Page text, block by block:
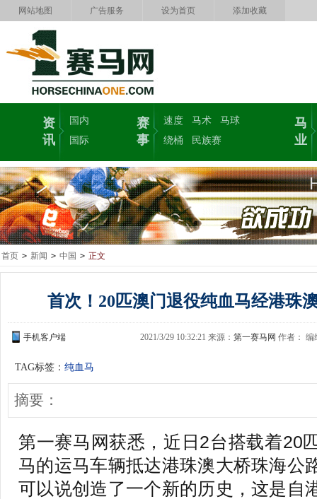
网站地图 广告服务 设为首页 添加收藏
资
讯
国内
国际
赛
事
速度 马术
马球
绕桶
民族赛
马
业
首页 > 新闻 > 中国 > 正文
首次！20匹澳门退役纯血马经港珠
手机客户端 2021/3/29 10:32:21 来源：第一赛马网 作者： 编
TAG标签： 纯血马
摘要：
第一赛马网获悉，近日2台搭载着20
马的运马车辆抵达港珠澳大桥珠海公
可以说创造了一个新的历史，这是自